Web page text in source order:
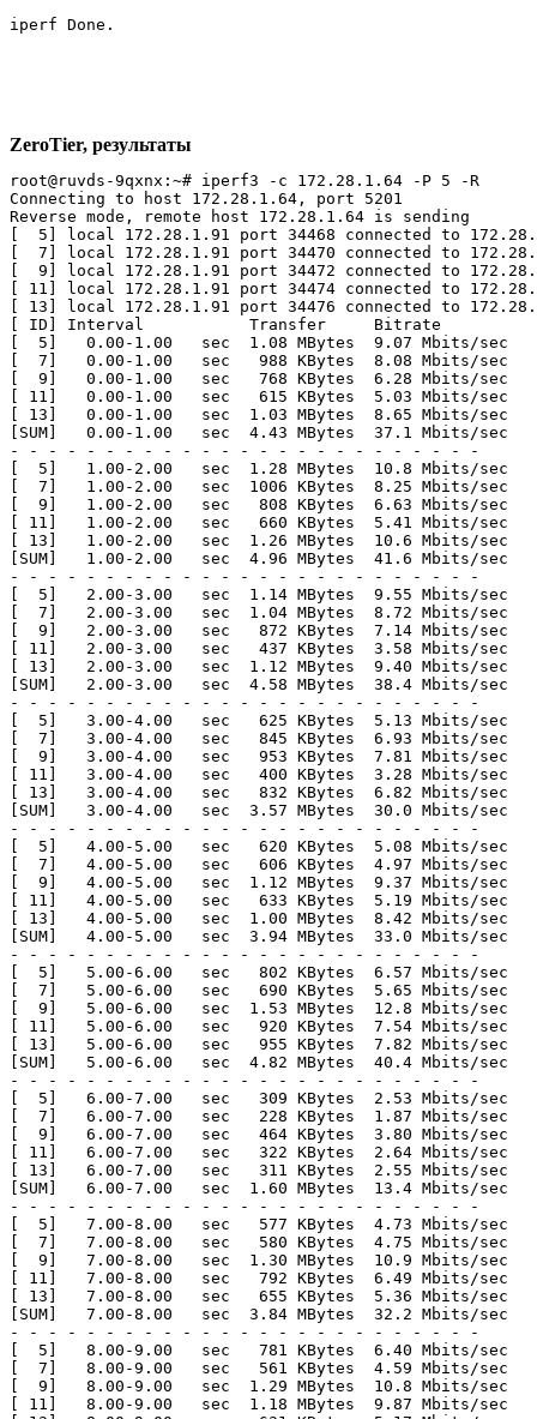
iperf Done.
ZeroTier, результаты
root@ruvds-9qxnx:~# iperf3 -c 172.28.1.64 -P 5 -R
Connecting to host 172.28.1.64, port 5201
Reverse mode, remote host 172.28.1.64 is sending
[  5] local 172.28.1.91 port 34468 connected to
[  7] local 172.28.1.91 port 34470 connected to
[  9] local 172.28.1.91 port 34472 connected to
[ 11] local 172.28.1.91 port 34474 connected to
[ 13] local 172.28.1.91 port 34476 connected to
[ ID] Interval           Transfer     Bitrate
[  5]   0.00-1.00   sec  1.08 MBytes
[  7]   0.00-1.00   sec   988 KBytes
[  9]   0.00-1.00   sec   768 KBytes
[ 11]   0.00-1.00   sec   615 KBytes
[ 13]   0.00-1.00   sec  1.03 MBytes
[SUM]   0.00-1.00   sec  4.43 MBytes
- - - - - - - - - - - - - - - - - - - - - - - - -
[  5]   1.00-2.00   sec  1.28 MBytes
[  7]   1.00-2.00   sec  1006 KBytes
[  9]   1.00-2.00   sec   808 KBytes
[ 11]   1.00-2.00   sec   660 KBytes
[ 13]   1.00-2.00   sec  1.26 MBytes
[SUM]   1.00-2.00   sec  4.96 MBytes
- - - - - - - - - - - - - - - - - - - - - - - - -
[  5]   2.00-3.00   sec  1.14 MBytes
[  7]   2.00-3.00   sec  1.04 MBytes
[  9]   2.00-3.00   sec   872 KBytes
[ 11]   2.00-3.00   sec   437 KBytes
[ 13]   2.00-3.00   sec  1.12 MBytes
[SUM]   2.00-3.00   sec  4.58 MBytes
- - - - - - - - - - - - - - - - - - - - - - - - -
[  5]   3.00-4.00   sec   625 KBytes
[  7]   3.00-4.00   sec   845 KBytes
[  9]   3.00-4.00   sec   953 KBytes
[ 11]   3.00-4.00   sec   400 KBytes
[ 13]   3.00-4.00   sec   832 KBytes
[SUM]   3.00-4.00   sec  3.57 MBytes
- - - - - - - - - - - - - - - - - - - - - - - - -
[  5]   4.00-5.00   sec   620 KBytes
[  7]   4.00-5.00   sec   606 KBytes
[  9]   4.00-5.00   sec  1.12 MBytes
[ 11]   4.00-5.00   sec   633 KBytes
[ 13]   4.00-5.00   sec  1.00 MBytes
[SUM]   4.00-5.00   sec  3.94 MBytes
- - - - - - - - - - - - - - - - - - - - - - - - -
[  5]   5.00-6.00   sec   802 KBytes
[  7]   5.00-6.00   sec   690 KBytes
[  9]   5.00-6.00   sec  1.53 MBytes
[ 11]   5.00-6.00   sec   920 KBytes
[ 13]   5.00-6.00   sec   955 KBytes
[SUM]   5.00-6.00   sec  4.82 MBytes
- - - - - - - - - - - - - - - - - - - - - - - - -
[  5]   6.00-7.00   sec   309 KBytes
[  7]   6.00-7.00   sec   228 KBytes
[  9]   6.00-7.00   sec   464 KBytes
[ 11]   6.00-7.00   sec   322 KBytes
[ 13]   6.00-7.00   sec   311 KBytes
[SUM]   6.00-7.00   sec  1.60 MBytes
- - - - - - - - - - - - - - - - - - - - - - - - -
[  5]   7.00-8.00   sec   577 KBytes
[  7]   7.00-8.00   sec   580 KBytes  4.75 Mbits/sec
[  9]   7.00-8.00   sec  1.30 MBytes
[ 11]   7.00-8.00   sec   792 KBytes
[ 13]   7.00-8.00   sec   655 KBytes
[SUM]   7.00-8.00   sec  3.84 MBytes
- - - - - - - - - - - - - - - - - - - - - - - - -
[  5]   8.00-9.00   sec   781 KBytes
[  7]   8.00-9.00   sec   561 KBytes
[  9]   8.00-9.00   sec  1.29 MBytes
[ 11]   8.00-9.00   sec  1.18 MBytes